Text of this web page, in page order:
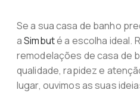
Se a sua casa de banho
aSimbuté a escolha ideal.
remodelações de casa de
qualidade, rapidez e
lugar, ouvimos as suas